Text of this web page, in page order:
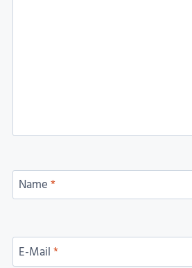
Name*
E-Mail*